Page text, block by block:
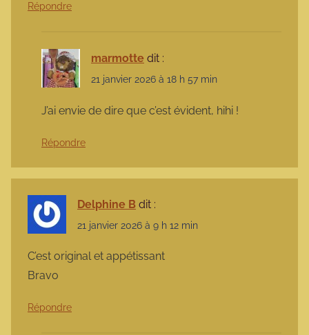
Répondre
marmotte dit :
21 janvier 2026 à 18 h 57 min
J’ai envie de dire que c’est évident, hihi !
Répondre
Delphine B dit :
21 janvier 2026 à 9 h 12 min
C’est original et appétissant
Bravo
Répondre